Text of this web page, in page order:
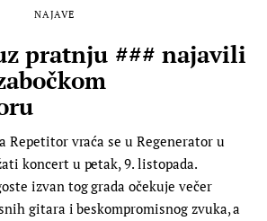
NAJAVE
pratnju ### najavili
Repetitor vraća se u Regenerator u
koncert u petak, 9. listopada.
izvan tog grada očekuje večer
gitara i beskompromisnog zvuka, a